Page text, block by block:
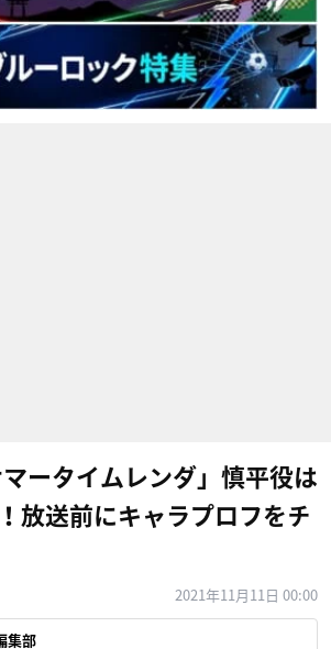
ータイムレンダ」慎平役は
放送前にキャラプロフをチ
2021年11月11日 00:00
集部